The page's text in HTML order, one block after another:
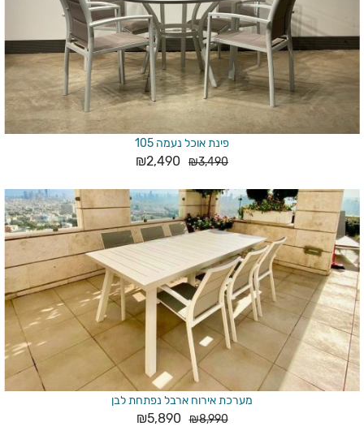
פינת אוכל נעמה 105
₪3,490
₪2,490
מערכת אירוח ארבל נפתחת לבן
₪8,990
₪5,890